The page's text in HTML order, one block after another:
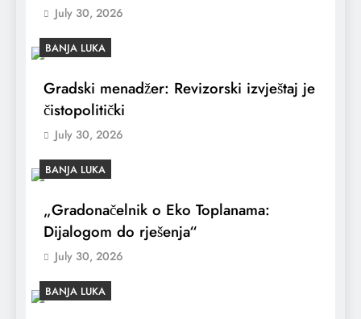
July 30, 2026
BANJA LUKA
Gradski menadžer: Revizorski izvještaj je
čistopolitički
July 30, 2026
BANJA LUKA
„Gradonačelnik o Eko Toplanama:
Dijalogom do rješenja“
July 30, 2026
BANJA LUKA